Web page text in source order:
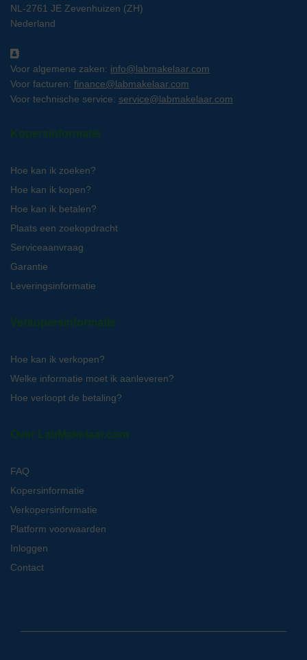
NL-2761 JE Zevenhuizen (ZH)
Nederland
Voor algemene zaken: info@labmakelaar.com
Voor facturen: finance@labmakelaar.com
Voor technische service: service@labmakelaar.com
Kopersinformatie
Hoe kan ik zoeken?
Hoe kan ik kopen?
Hoe kan ik betalen?
Plaats een zoekopdracht
Serviceaanvraag
Garantie
Leveringsinformatie
Verkopersinformatie
Hoe kan ik verkopen?
Welke informatie moet ik aanleveren?
Hoe verloopt de betaling?
Over LabMakelaar.com
FAQ
Kopersinformatie
Verkopersinformatie
Platform voorwaarden
Inloggen
Contact